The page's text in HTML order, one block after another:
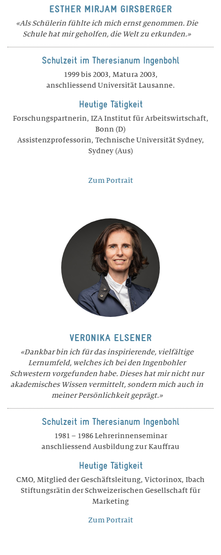
ALUMNI
Agenda
Anmeldung
ESTHER MIRJAM GIRSBERGER
Als Schülerin fühlte ich mich ernst genommen. Die
Schule hat mir geholfen, die Welt zu erkunden.
Schulzeit im Theresianum Ingenbohl
1999 bis 2003, Matura 2003,
anschliessend Universität Lausanne.
Heutige Tätigkeit
Forschungspartnerin, IZA Institut für Arbeitswirtschaft,
Bonn (D)
Assistenzprofessorin, Technische Universität Sydney,
Sydney (Aus)
Zum Portrait
VERONIKA ELSENER
Dankbar bin ich für das inspirierende, vielfältige
Lernumfeld, welches ich bei den Ingenbohler
Schwestern vorgefunden habe. Dieses hat mir nicht nur
akademisches Wissen vermittelt, sondern mich auch in
meiner Persönlichkeit geprägt.
Schulzeit im Theresianum Ingenbohl
1981 – 1986 Lehrerinnenseminar
anschliessend Ausbildung zur Kauffrau
Heutige Tätigkeit
CMO, Mitglied der Geschäftsleitung, Victorinox, Ibach
Stiftungsrätin der Schweizerischen Gesellschaft für
Marketing
Zum Portrait